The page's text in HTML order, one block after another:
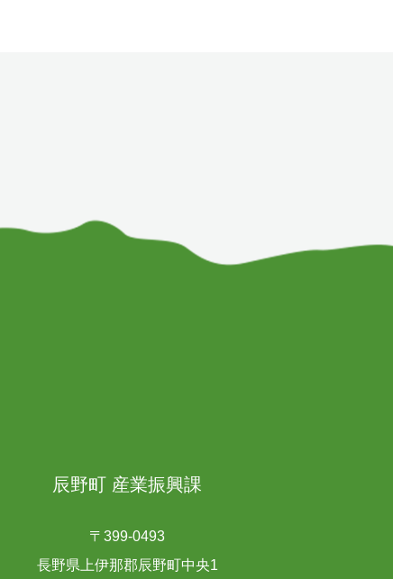
辰野町 産業振興課
〒399-0493
長野県上伊那郡辰野町中央1